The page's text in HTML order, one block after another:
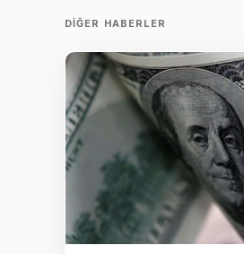
DIĞER HABERLER